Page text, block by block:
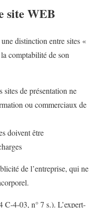
site WEB
distinction entre sites «
comptabilité de son
sites de présentation ne
ou commerciaux de
doivent être
de l’entreprise, qui ne
4-03, n° 7 s.). L’expert-